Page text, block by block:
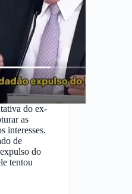
do ex-
as
interesses.
de
do
tentou